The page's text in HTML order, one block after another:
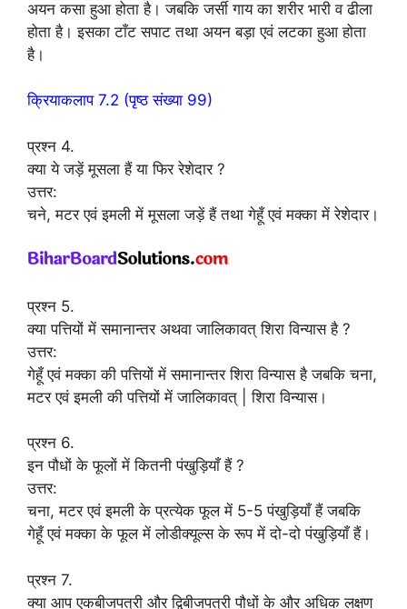
अयन कसा हुआ होता है। जबकि जर्सी गाय का शरीर भारी व ढीला
होता है। इसका टाँट सपाट तथा अयन बड़ा एवं लटका हुआ होता
है।
क्रियाकलाप 7.2 (पृष्ठ संख्या 99)
प्रश्न 4.
क्या ये जड़ें मूसला हैं या फिर रेशेदार ?
उत्तर:
चने, मटर एवं इमली में मूसला जड़ें हैं तथा गेहूँ एवं मक्का में रेशेदार।
प्रश्न 5.
क्या पत्तियों में समानान्तर अथवा जालिकावत् शिरा विन्यास है ?
उत्तर:
गेहूँ एवं मक्का की पत्तियों में समानान्तर शिरा विन्यास है जबकि चना,
मटर एवं इमली की पत्तियों में जालिकावत् | शिरा विन्यास।
प्रश्न 6.
इन पौधों के फूलों में कितनी पंखुड़ियाँ हैं ?
उत्तर:
चना, मटर एवं इमली के प्रत्येक फूल में 5-5 पंखुड़ियाँ हैं जबकि
गेहूँ एवं मक्का के फूल में लोडीक्यूल्स के रूप में दो-दो पंखुड़ियाँ हैं।
प्रश्न 7.
क्या आप एकबीजपत्री और द्विबीजपत्री पौधों के और अधिक लक्षण